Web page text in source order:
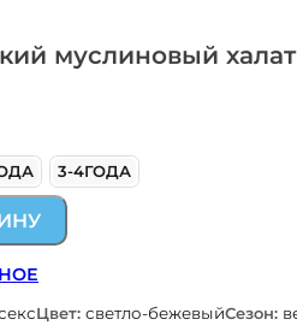
муслиновый
3-4ГОДА
Цвет: светло-бежевыйСезон: